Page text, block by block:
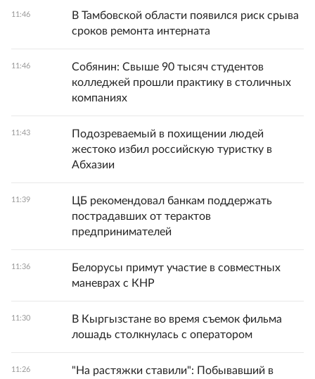
11:46
В Тамбовской области появился риск срыва
сроков ремонта интерната
11:46
Собянин: Свыше 90 тысяч студентов
колледжей прошли практику в столичных
компаниях
11:43
Подозреваемый в похищении людей
жестоко избил российскую туристку в
Абхазии
11:39
ЦБ рекомендовал банкам поддержать
пострадавших от терактов
предпринимателей
11:36
Белорусы примут участие в совместных
маневрах с КНР
11:30
В Кыргызстане во время съемок фильма
лошадь столкнулась с оператором
11:26
"На растяжки ставили": Побывавший в